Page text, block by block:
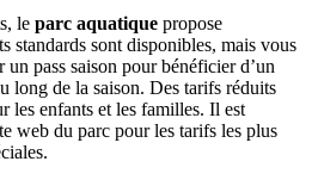
le parc aquatique propose
standards sont disponibles, mais vous
pass saison pour bénéficier d’un
long de la saison. Des tarifs réduits
les enfants et les familles. Il est
web du parc pour les tarifs les plus